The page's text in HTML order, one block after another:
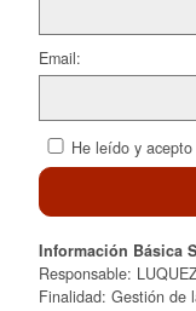
Email:
He leído y acepto
Información Básica
Responsable:
Finalidad: Gestión de